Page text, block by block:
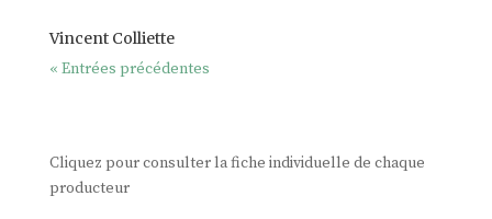
Vincent Colliette
« Entrées précédentes
Cliquez pour consulter la fiche individuelle de chaque
producteur